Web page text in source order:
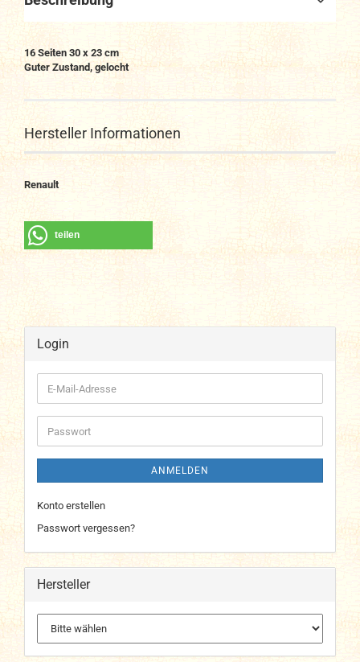
16 Seiten 30 x 23 cm
Guter Zustand, gelocht
Hersteller Informationen
Renault
teilen
Login
E-
Mail-
Adresse
Passwort
ANMELDEN
Konto erstellen
Passwort vergessen?
Hersteller